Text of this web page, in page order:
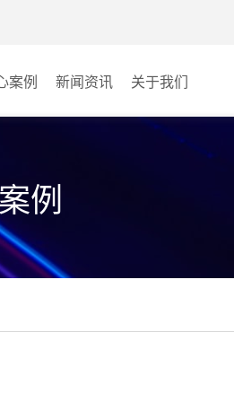
案例
指挥中心
挥中心
挥中心
新闻资讯 关于我们
例